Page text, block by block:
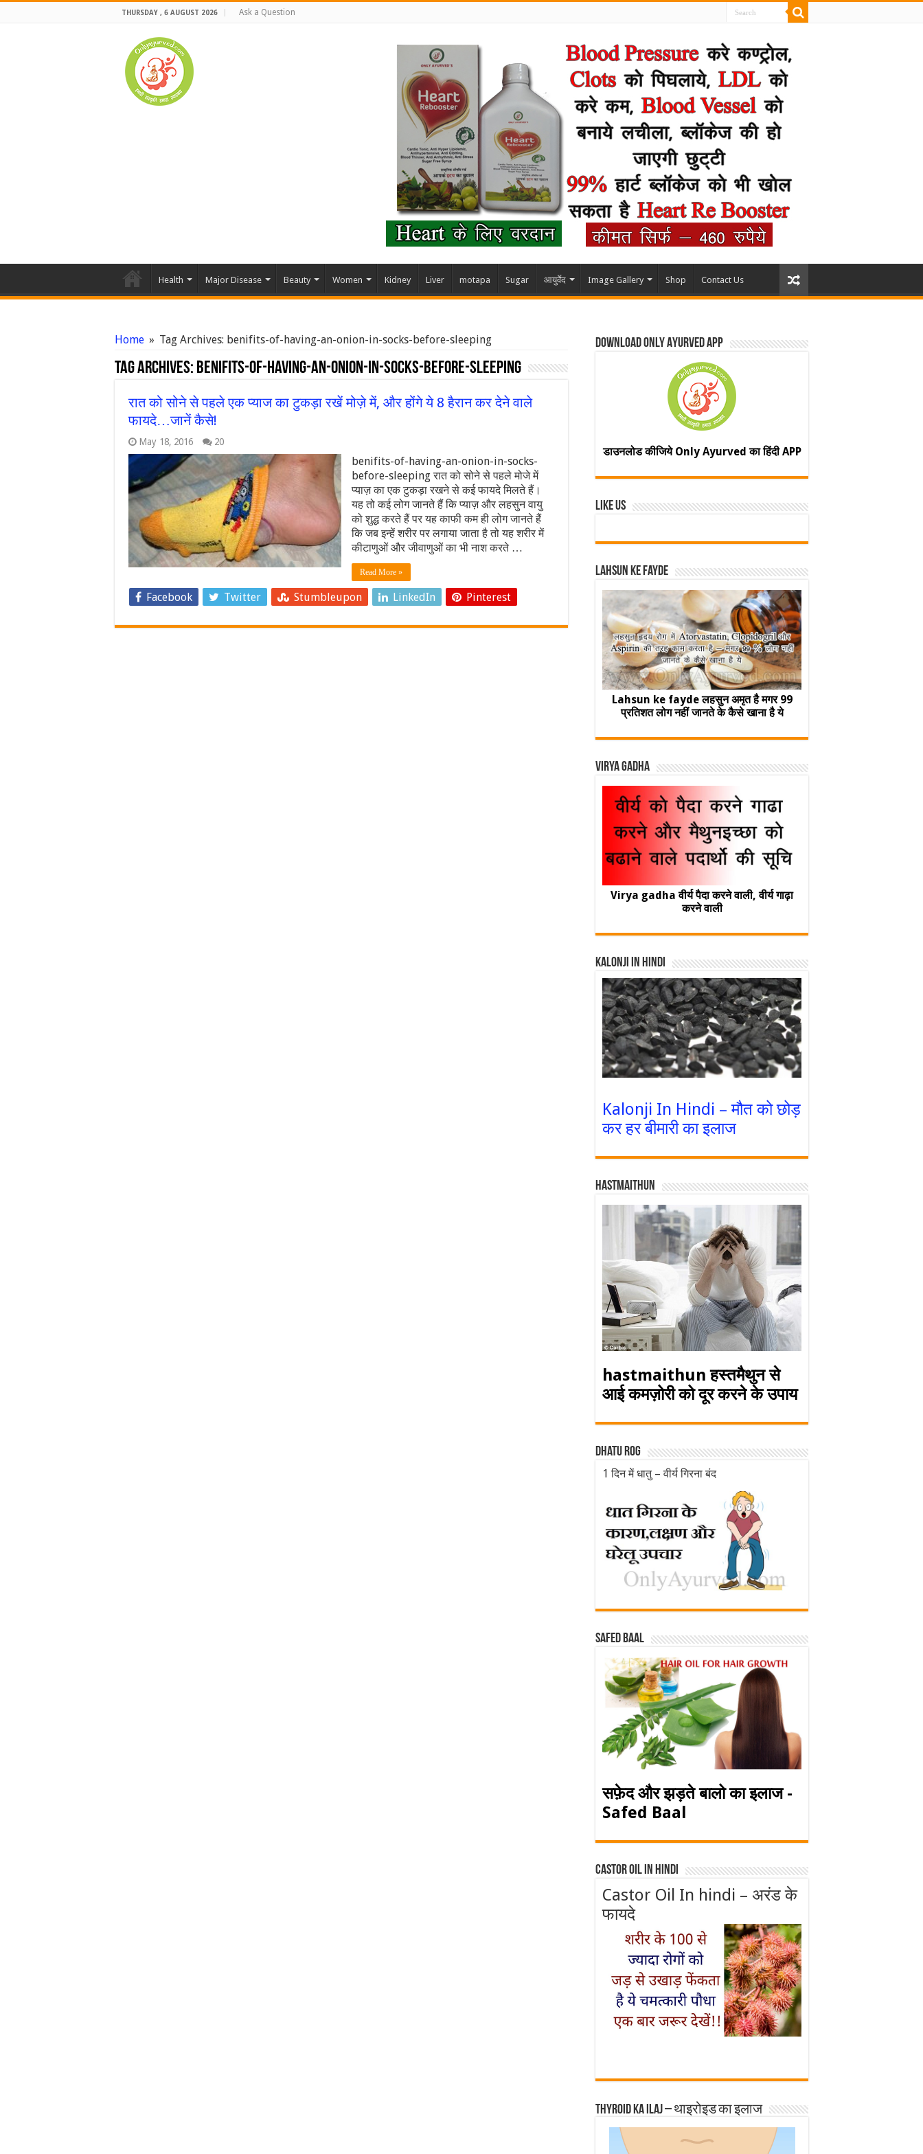
THURSDAY , 6 AUGUST 2026 Ask a Question
Health Major Disease Beauty Women Kidney Liver motapa Sugar आयुर्वेद Image Gallery Shop Contact Us
Home » Tag Archives: benifits-of-having-an-onion-in-socks-before-sleeping
Tag Archives: benifits-of-having-an-onion-in-socks-before-sleeping
रात को सोने से पहले एक प्याज का टुकड़ा रखें मोज़े में, और होंगे ये 8 हैरान कर देने वाले
फायदे…जानें कैसे!
May 18, 2016 20
benifits-of-having-an-onion-in-socks-
before-sleeping रात को सोने से पहले मोजे में
प्याज़ का एक टुकड़ा रखने से कई फायदे मिलते हैं।
यह तो कई लोग जानते हैं कि प्याज़ और लहसुन वायु
को शुद्ध करते हैं पर यह काफी कम ही लोग जानते हैं
कि जब इन्‍हें शरीर पर लगाया जाता है तो यह शरीर में
कीटाणुओं और जीवाणुओं का भी नाश करते …
Read More »
Facebook Twitter Stumbleupon LinkedIn Pinterest
Download Only Ayurved App
डाउनलोड कीजिये Only Ayurved का हिंदी APP
Like Us
Lahsun ke fayde
Lahsun ke fayde लहसुन अमृत है मगर 99
प्रतिशत लोग नहीं जानते के कैसे खाना है ये
Virya Gadha
Virya gadha वीर्य पैदा करने वाली, वीर्य गाढ़ा
करने वाली
Kalonji In Hindi
Kalonji In Hindi – मौत को छोड़
कर हर बीमारी का इलाज
Hastmaithun
hastmaithun हस्तमैथुन से
आई कमज़ोरी को दूर करने के उपाय
Dhatu rog
1 दिन में धातु – वीर्य गिरना बंद
Safed baal
सफ़ेद और झड़ते बालो का इलाज -
Safed Baal
Castor Oil In Hindi
Castor Oil In hindi – अरंड के
फायदे
Thyroid ka ilaj – थाइरोइड का इलाज